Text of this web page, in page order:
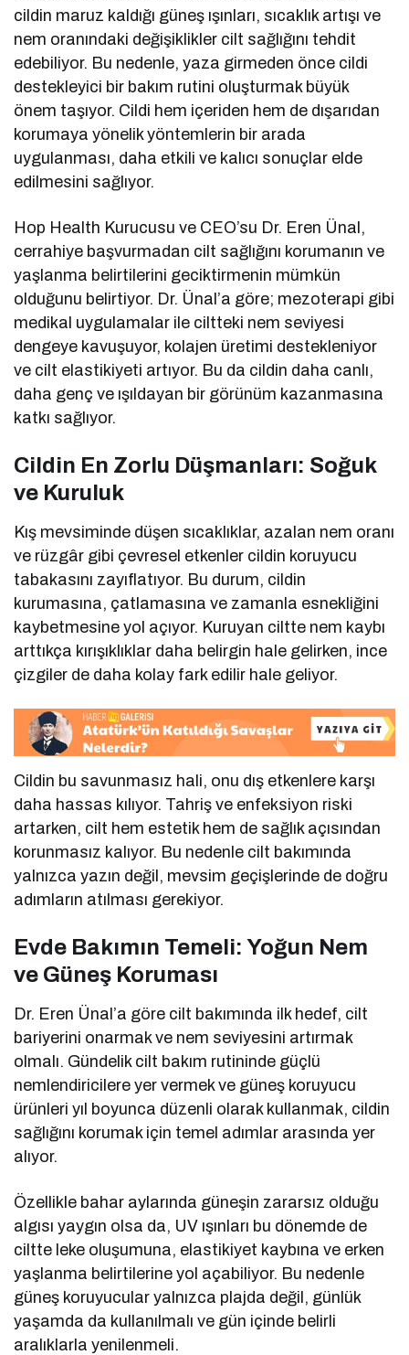
cildin maruz kaldığı güneş ışınları, sıcaklık artışı ve
nem oranındaki değişiklikler cilt sağlığını tehdit
edebiliyor. Bu nedenle, yaza girmeden önce cildi
destekleyici bir bakım rutini oluşturmak büyük
önem taşıyor. Cildi hem içeriden hem de dışarıdan
korumaya yönelik yöntemlerin bir arada
uygulanması, daha etkili ve kalıcı sonuçlar elde
edilmesini sağlıyor.
Hop Health Kurucusu ve CEO’su Dr. Eren Ünal,
cerrahiye başvurmadan cilt sağlığını korumanın ve
yaşlanma belirtilerini geciktirmenin mümkün
olduğunu belirtiyor. Dr. Ünal’a göre; mezoterapi gibi
medikal uygulamalar ile ciltteki nem seviyesi
dengeye kavuşuyor, kolajen üretimi destekleniyor
ve cilt elastikiyeti artıyor. Bu da cildin daha canlı,
daha genç ve ışıldayan bir görünüm kazanmasına
katkı sağlıyor.
Cildin En Zorlu Düşmanları: Soğuk
ve Kuruluk
Kış mevsiminde düşen sıcaklıklar, azalan nem oranı
ve rüzgâr gibi çevresel etkenler cildin koruyucu
tabakasını zayıflatıyor. Bu durum, cildin
kurumasına, çatlamasına ve zamanla esnekliğini
kaybetmesine yol açıyor. Kuruyan ciltte nem kaybı
arttıkça kırışıklıklar daha belirgin hale gelirken, ince
çizgiler de daha kolay fark edilir hale geliyor.
Cildin bu savunmasız hali, onu dış etkenlere karşı
daha hassas kılıyor. Tahriş ve enfeksiyon riski
artarken, cilt hem estetik hem de sağlık açısından
korunmasız kalıyor. Bu nedenle cilt bakımında
yalnızca yazın değil, mevsim geçişlerinde de doğru
adımların atılması gerekiyor.
Evde Bakımın Temeli: Yoğun Nem
ve Güneş Koruması
Dr. Eren Ünal’a göre cilt bakımında ilk hedef, cilt
bariyerini onarmak ve nem seviyesini artırmak
olmalı. Gündelik cilt bakım rutininde güçlü
nemlendiricilere yer vermek ve güneş koruyucu
ürünleri yıl boyunca düzenli olarak kullanmak, cildin
sağlığını korumak için temel adımlar arasında yer
alıyor.
Özellikle bahar aylarında güneşin zararsız olduğu
algısı yaygın olsa da, UV ışınları bu dönemde de
ciltte leke oluşumuna, elastikiyet kaybına ve erken
yaşlanma belirtilerine yol açabiliyor. Bu nedenle
güneş koruyucular yalnızca plajda değil, günlük
yaşamda da kullanılmalı ve gün içinde belirli
aralıklarla yenilenmeli.